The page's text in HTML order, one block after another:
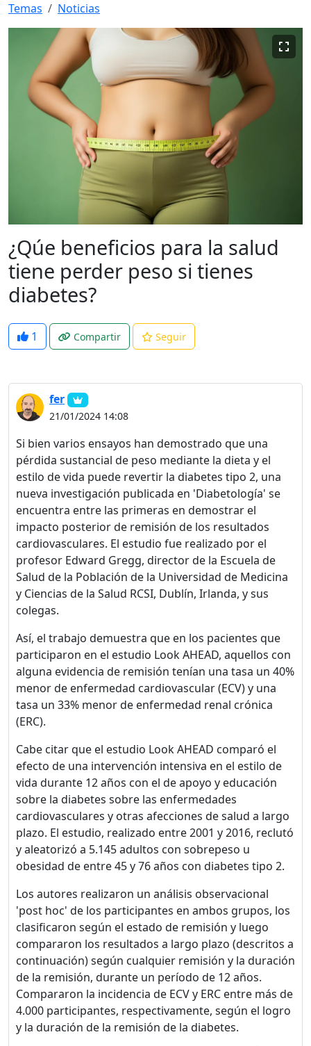
Temas Noticias
¿Qúe beneficios para la salud
tiene perder peso si tienes
diabetes?
1 Compartir Seguir
fer
21/01/2024 14:08
Si bien varios ensayos han demostrado que una
pérdida sustancial de peso mediante la dieta y el
estilo de vida puede revertir la diabetes tipo 2, una
nueva investigación publicada en 'Diabetología' se
encuentra entre las primeras en demostrar el
impacto posterior de remisión de los resultados
cardiovasculares. El estudio fue realizado por el
profesor Edward Gregg, director de la Escuela de
Salud de la Población de la Universidad de Medicina
y Ciencias de la Salud RCSI, Dublín, Irlanda, y sus
colegas.
Así, el trabajo demuestra que en los pacientes que
participaron en el estudio Look AHEAD, aquellos con
alguna evidencia de remisión tenían una tasa un 40%
menor de enfermedad cardiovascular (ECV) y una
tasa un 33% menor de enfermedad renal crónica
(ERC).
Cabe citar que el estudio Look AHEAD comparó el
efecto de una intervención intensiva en el estilo de
vida durante 12 años con el de apoyo y educación
sobre la diabetes sobre las enfermedades
cardiovasculares y otras afecciones de salud a largo
plazo. El estudio, realizado entre 2001 y 2016, reclutó
y aleatorizó a 5.145 adultos con sobrepeso u
obesidad de entre 45 y 76 años con diabetes tipo 2.
Los autores realizaron un análisis observacional
'post hoc' de los participantes en ambos grupos, los
clasificaron según el estado de remisión y luego
compararon los resultados a largo plazo (descritos a
continuación) según cualquier remisión y la duración
de la remisión, durante un período de 12 años.
Compararon la incidencia de ECV y ERC entre más de
4.000 participantes, respectivamente, según el logro
y la duración de la remisión de la diabetes.